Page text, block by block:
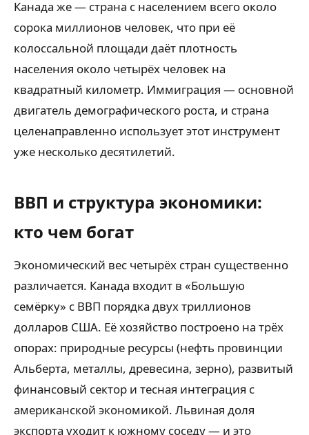
Канада же — страна с населением всего около
сорока миллионов человек, что при её
колоссальной площади даёт плотность
населения около четырёх человек на
квадратный километр. Иммиграция — основной
двигатель демографического роста, и страна
целенаправленно использует этот инструмент
уже несколько десятилетий.
ВВП и структура экономики:
кто чем богат
Экономический вес четырёх стран существенно
различается. Канада входит в «Большую
семёрку» с ВВП порядка двух триллионов
долларов США. Её хозяйство построено на трёх
опорах: природные ресурсы (нефть провинции
Альберта, металлы, древесина, зерно), развитый
финансовый сектор и тесная интеграция с
американской экономикой. Львиная доля
экспорта уходит к южному соседу — и это